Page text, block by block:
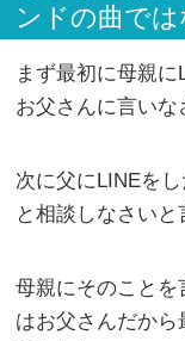
ンドの曲では
まず最初に母親
お父さんに言いな
次に父にLINEを
と相談しなさいと
母親にそのこと
はお父さんだから